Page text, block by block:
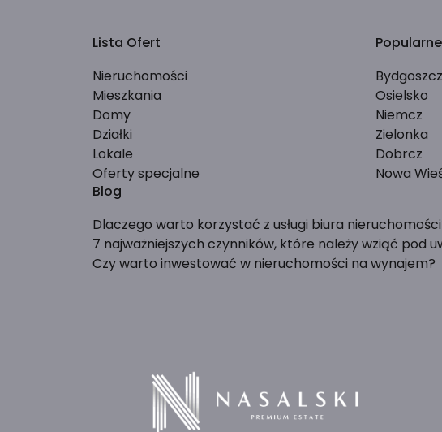
Lista Ofert
Nieruchomości
Mieszkania
Domy
Działki
Lokale
Oferty specjalne
Bydgoszcz
Osielsko
Niemcz
Zielonka
Dobrcz
Nowa
Blog
Dlaczego warto korzystać z usługi biura
7 najważniejszych czynników, które należy wziąć pod
Czy warto inwestować w nieruchomości na wynajem?